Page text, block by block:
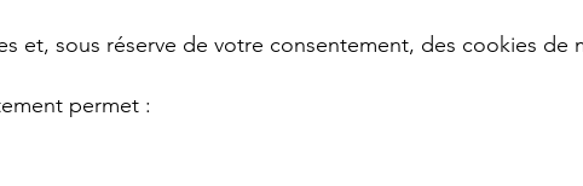
et, sous réserve de votre consentement, des cookies de
permet :